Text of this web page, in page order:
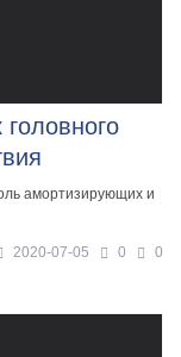
амортизирующих и
2020-07-05 0 0